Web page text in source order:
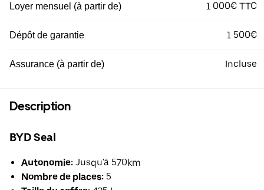
Loyer mensuel (à partir de) 1 000€ TTC
Dépôt de garantie 1 500€
Assurance (à partir de) Incluse
Description
BYD Seal
Autonomie: Jusqu'à 570km
Nombre de places: 5